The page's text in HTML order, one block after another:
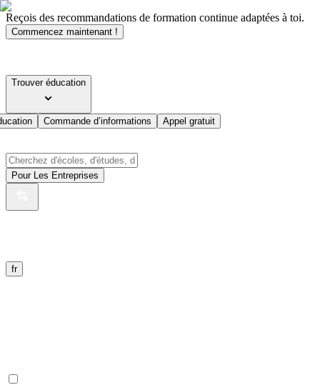
Reçois des recommandations de formation continue adaptées à toi.
Commencez maintenant !
Trouver éducation
Commande d’informations Appel gratuit
Pour Les Entreprises
fr